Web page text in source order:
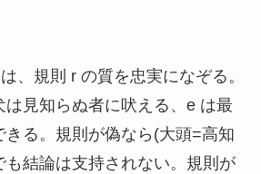
、規則 r の質を忠実になぞる。
は見知らぬ者に吠える、e は最
きる。規則が偽なら(大頭=高知
も結論は支持されない。規則が